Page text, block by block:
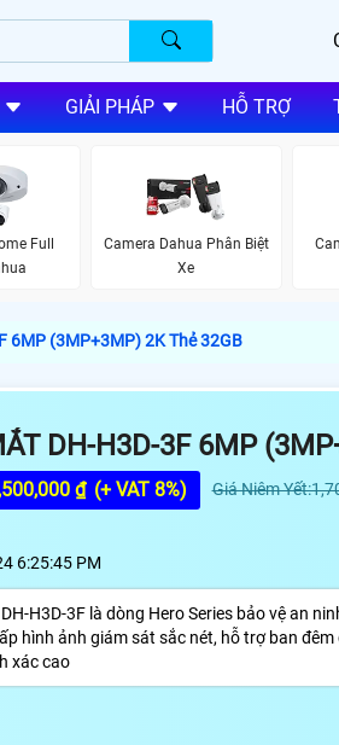
GIẢI PHÁP HỖ TRỢ
Full
Camera Dahua Phân Biệt
Xe
6MP (3MP+3MP) 2K Thẻ 32GB
DH-H3D-3F 6MP
₫ (+ VAT 8%) Giá Niêm
6:25:45 PM
H3D-3F là dòng Hero Series bảo vệ an
hình ảnh giám sát sắc nét, hỗ trợ ban
xác cao